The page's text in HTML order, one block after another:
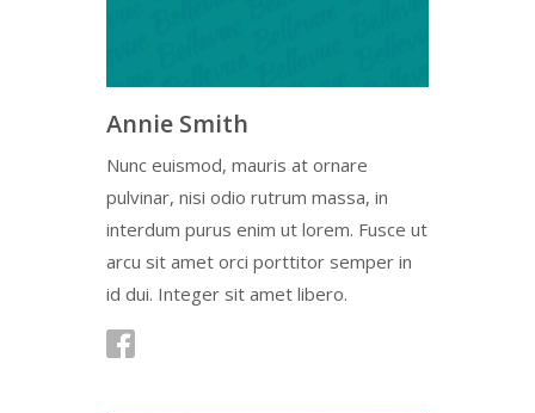
Annie Smith
Nunc euismod, mauris at ornare
pulvinar, nisi odio rutrum massa, in
interdum purus enim ut lorem. Fusce ut
arcu sit amet orci porttitor semper in
id dui. Integer sit amet libero.